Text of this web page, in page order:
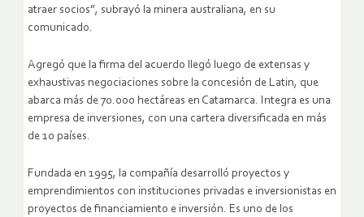
atraer socios”, subrayó la minera australiana, en su
comunicado.
Agregó que la firma del acuerdo llegó luego de extensas y
exhaustivas negociaciones sobre la concesión de Latin, que
abarca más de 70.000 hectáreas en Catamarca. Integra es una
empresa de inversiones, con una cartera diversificada en más
de 10 países.
Fundada en 1995, la compañía desarrolló proyectos y
emprendimientos con instituciones privadas e inversionistas en
proyectos de financiamiento e inversión. Es uno de los